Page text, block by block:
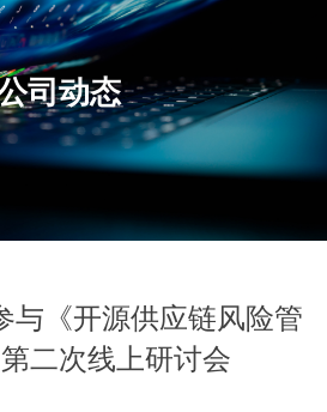
司动态
与《开源供应链风险管
二次线上研讨会